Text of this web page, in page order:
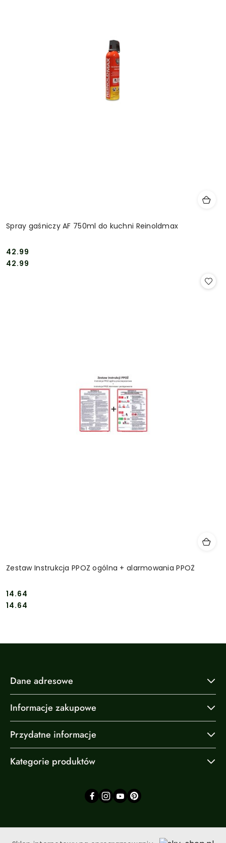
Spray gaśniczy AF 750ml do kuchni Reinoldmax
Cena:
42.99
Cena:
42.99
Zestaw Instrukcja PPOZ ogólna + alarmowania PPOŻ
Cena:
14.64
Cena:
14.64
Dane adresowe
Informacje zakupowe
Przydatne informacje
Kategorie produktów